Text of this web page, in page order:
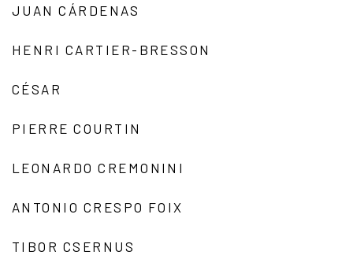
JUAN CÁRDENAS
HENRI CARTIER-BRESSON
CÉSAR
PIERRE COURTIN
LEONARDO CREMONINI
ANTONIO CRESPO FOIX
TIBOR CSERNUS